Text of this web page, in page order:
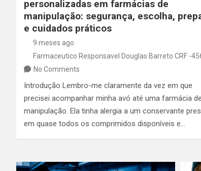
personalizadas em farmácias de
manipulação: segurança, escolha,
e cuidados práticos
9 meses ago
Farmaceutico Responsavel Douglas Barreto CRF -
No Comments
Introdução Lembro-me claramente da vez em que
precisei acompanhar minha avó até uma farmácia de
manipulação. Ela tinha alergia a um conservante
em quase todos os comprimidos disponíveis e…